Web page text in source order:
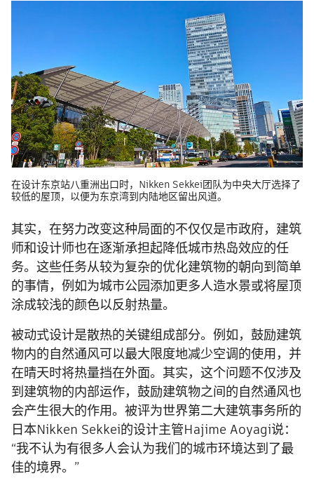
在设计东京站八重洲出口时，Nikken Sekkei团队为中央大厅选择了
较低的屋顶，以便为东京湾到内陆地区留出风道。
其实，在努力改变这种局面的不仅仅是市政府，建筑
师和设计师也在逐渐承担起降低城市热岛效应的任
务。这些任务从较为复杂的优化建筑物的朝向到简单
的事情，例如为城市公园添加更多人造水景或将屋顶
涂成较浅的颜色以反射热量。
被动式设计是散热的关键组成部分。例如，鼓励建筑
物内的自然通风可以最大限度地减少空调的使用，并
在晴天时将热量挡在外面。其实，这个问题不仅涉及
到建筑物的内部运作，鼓励建筑物之间的自然通风也
会产生很大的作用。被评为世界第二大建筑事务所的
日本Nikken Sekkei的设计主管Hajime Aoyagi说：
“我不认为有很多人会认为我们的城市环境达到了最
佳的境界。”